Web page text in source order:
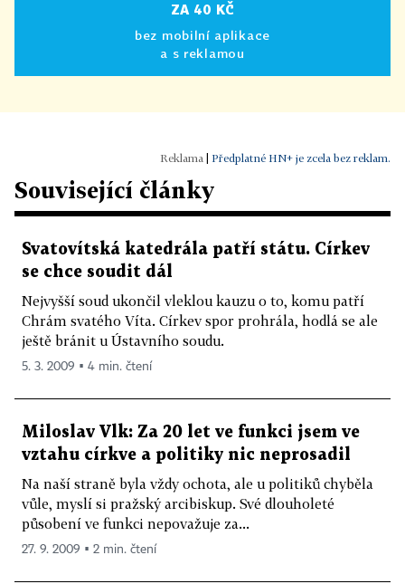
ZA 40 KČ
bez mobilní aplikace
a s reklamou
Předplatné HN+ je zcela bez reklam.
Související články
Svatovítská katedrála patří státu. Církev
se chce soudit dál
Nejvyšší soud ukončil vleklou kauzu o to, komu patří
Chrám svatého Víta. Církev spor prohrála, hodlá se ale
ještě bránit u Ústavního soudu.
5. 3. 2009 ▪ 4 min. čtení
Miloslav Vlk: Za 20 let ve funkci jsem ve
vztahu církve a politiky nic neprosadil
Na naší straně byla vždy ochota, ale u politiků chyběla
vůle, myslí si pražský arcibiskup. Své dlouholeté
působení ve funkci nepovažuje za...
27. 9. 2009 ▪ 2 min. čtení